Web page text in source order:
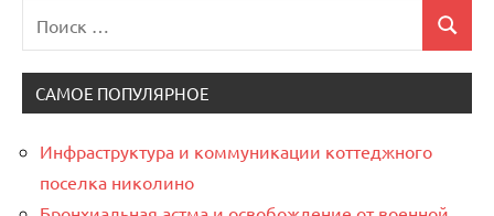
для:
Поиск
САМОЕ ПОПУЛЯРНОЕ
Инфраструктура и коммуникации коттеджного
поселка николино